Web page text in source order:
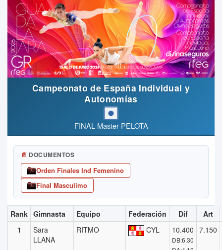
Campeonato de España Individual y
Autonomías
FINAL Master PELOTA
📄 DOCUMENTOS
Orden Finales Ind Femenino
Final Masculimo
Rank Gimnasta Equipo Federación Dif
Art
1
Sara
LLANA
RITMO CYL 10.400
DB:6.30
7.150